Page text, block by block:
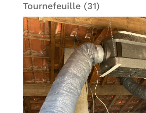
Tournefeuille (31)